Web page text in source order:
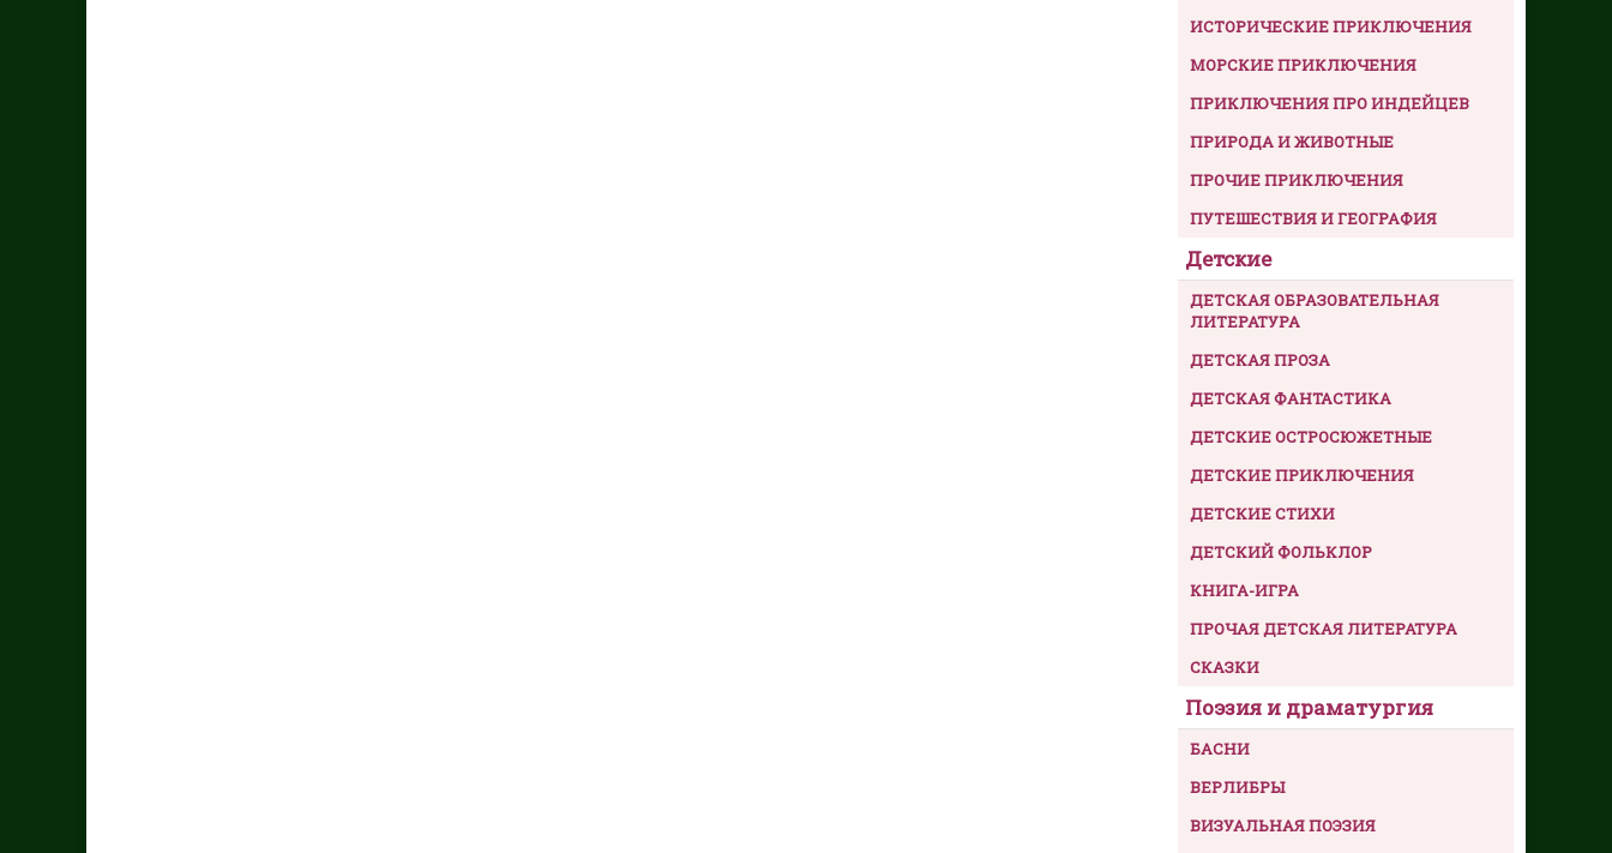
ИСТОРИЧЕСКИЕ ПРИКЛЮЧЕНИЯ
МОРСКИЕ ПРИКЛЮЧЕНИЯ
ПРИКЛЮЧЕНИЯ ПРО ИНДЕЙЦЕВ
ПРИРОДА И ЖИВОТНЫЕ
ПРОЧИЕ ПРИКЛЮЧЕНИЯ
ПУТЕШЕСТВИЯ И ГЕОГРАФИЯ
Детские
ДЕТСКАЯ ОБРАЗОВАТЕЛЬНАЯ
ЛИТЕРАТУРА
ДЕТСКАЯ ПРОЗА
ДЕТСКАЯ ФАНТАСТИКА
ДЕТСКИЕ ОСТРОСЮЖЕТНЫЕ
ДЕТСКИЕ ПРИКЛЮЧЕНИЯ
ДЕТСКИЕ СТИХИ
ДЕТСКИЙ ФОЛЬКЛОР
КНИГА-ИГРА
ПРОЧАЯ ДЕТСКАЯ ЛИТЕРАТУРА
СКАЗКИ
Поэзия и драматургия
БАСНИ
ВЕРЛИБРЫ
ВИЗУАЛЬНАЯ ПОЭЗИЯ